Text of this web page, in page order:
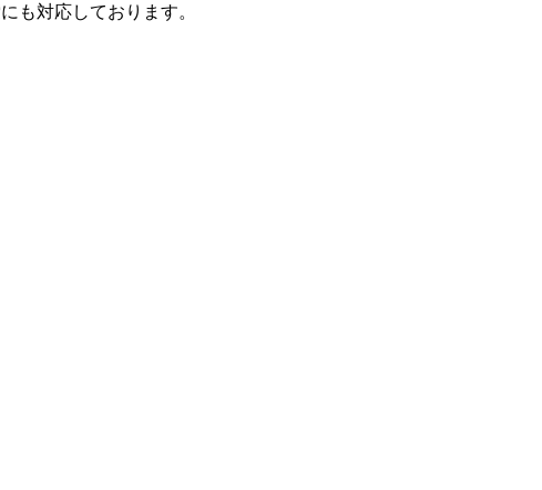
も対応しております。